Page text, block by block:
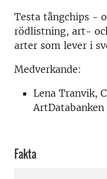
Testa tångchips -
rödlistning, art-
arter som lever i
Medverkande:
Lena Tranvik,
ArtDatabanken
Fakta